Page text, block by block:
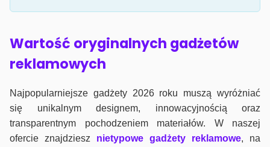
Wartość oryginalnych gadżetów
reklamowych
Najpopularniejsze gadżety 2026 roku muszą wyróżniać
się unikalnym designem, innowacyjnością oraz
transparentnym pochodzeniem materiałów. W naszej
ofercie znajdziesz nietypowe gadżety reklamowe, na